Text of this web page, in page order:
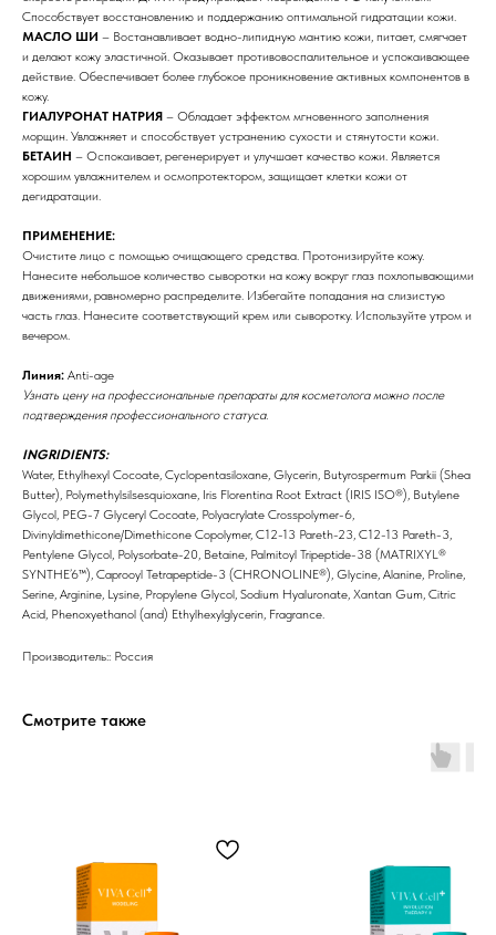
Способствует восстановлению и поддержанию оптимальной гидратации кожи.
МАСЛО ШИ – Востанавливает водно-липидную мантию кожи, питает, смягчает
и делают кожу эластичной. Оказывает противовоспалительное и успокаивающее
действие. Обеспечивает более глубокое проникновение активных компонентов в
кожу.
ГИАЛУРОНАТ НАТРИЯ – Обладает эффектом мгновенного заполнения
морщин. Увлажняет и способствует устранению сухости и стянутости кожи.
БЕТАИН – Оспокаивает, регенерирует и улучшает качество кожи. Является
хорошим увлажнителем и осмопротектором, защищает клетки кожи от
дегидратации.
ПРИМЕНЕНИЕ:
Очистите лицо с помощью очищающего средства. Протонизируйте кожу.
Нанесите небольшое количество сыворотки на кожу вокруг глаз похлопывающими
движениями, равномерно распределите. Избегайте попадания на слизистую
часть глаз. Нанесите соответствующий крем или сыворотку. Используйте утром и
вечером.
Линия: Anti-age
Узнать цену на профессиональные препараты для косметолога можно после
подтверждения профессионального статуса.
INGRIDIENTS:
Water, Ethylhexyl Cocoate, Cyclopentasiloxane, Glycerin, Butyrospermum Parkii (Shea
Butter), Polymethylsilsesquioxane, Iris Florentina Root Extract (IRIS ISO®), Butylene
Glycol, PEG-7 Glyсeryl Cocoate, Polyacrylate Crosspolymer-6,
Divinyldimethicone/Dimethicone Copolymer, C12-13 Pareth-23, C12-13 Pareth-3,
Pentylene Glycol, Polysorbate-20, Betaine, Palmitoyl Tripeptide-38 (MATRIXYL®
SYNTHE’6™), Сaprooyl Tetrapeptide-3 (CHRONOLINE®), Glycine, Alanine, Proline,
Serine, Arginine, Lysine, Propylene Glycol, Sodium Hyaluronate, Xantan Gum, Citric
Acid, Phenoxyethanol (and) Ethylhexylglycerin, Fragrance.
Производитель:: Россия
Смотрите также
Бренды
Профессиональная
косметика
Препараты косметолога
Доставка